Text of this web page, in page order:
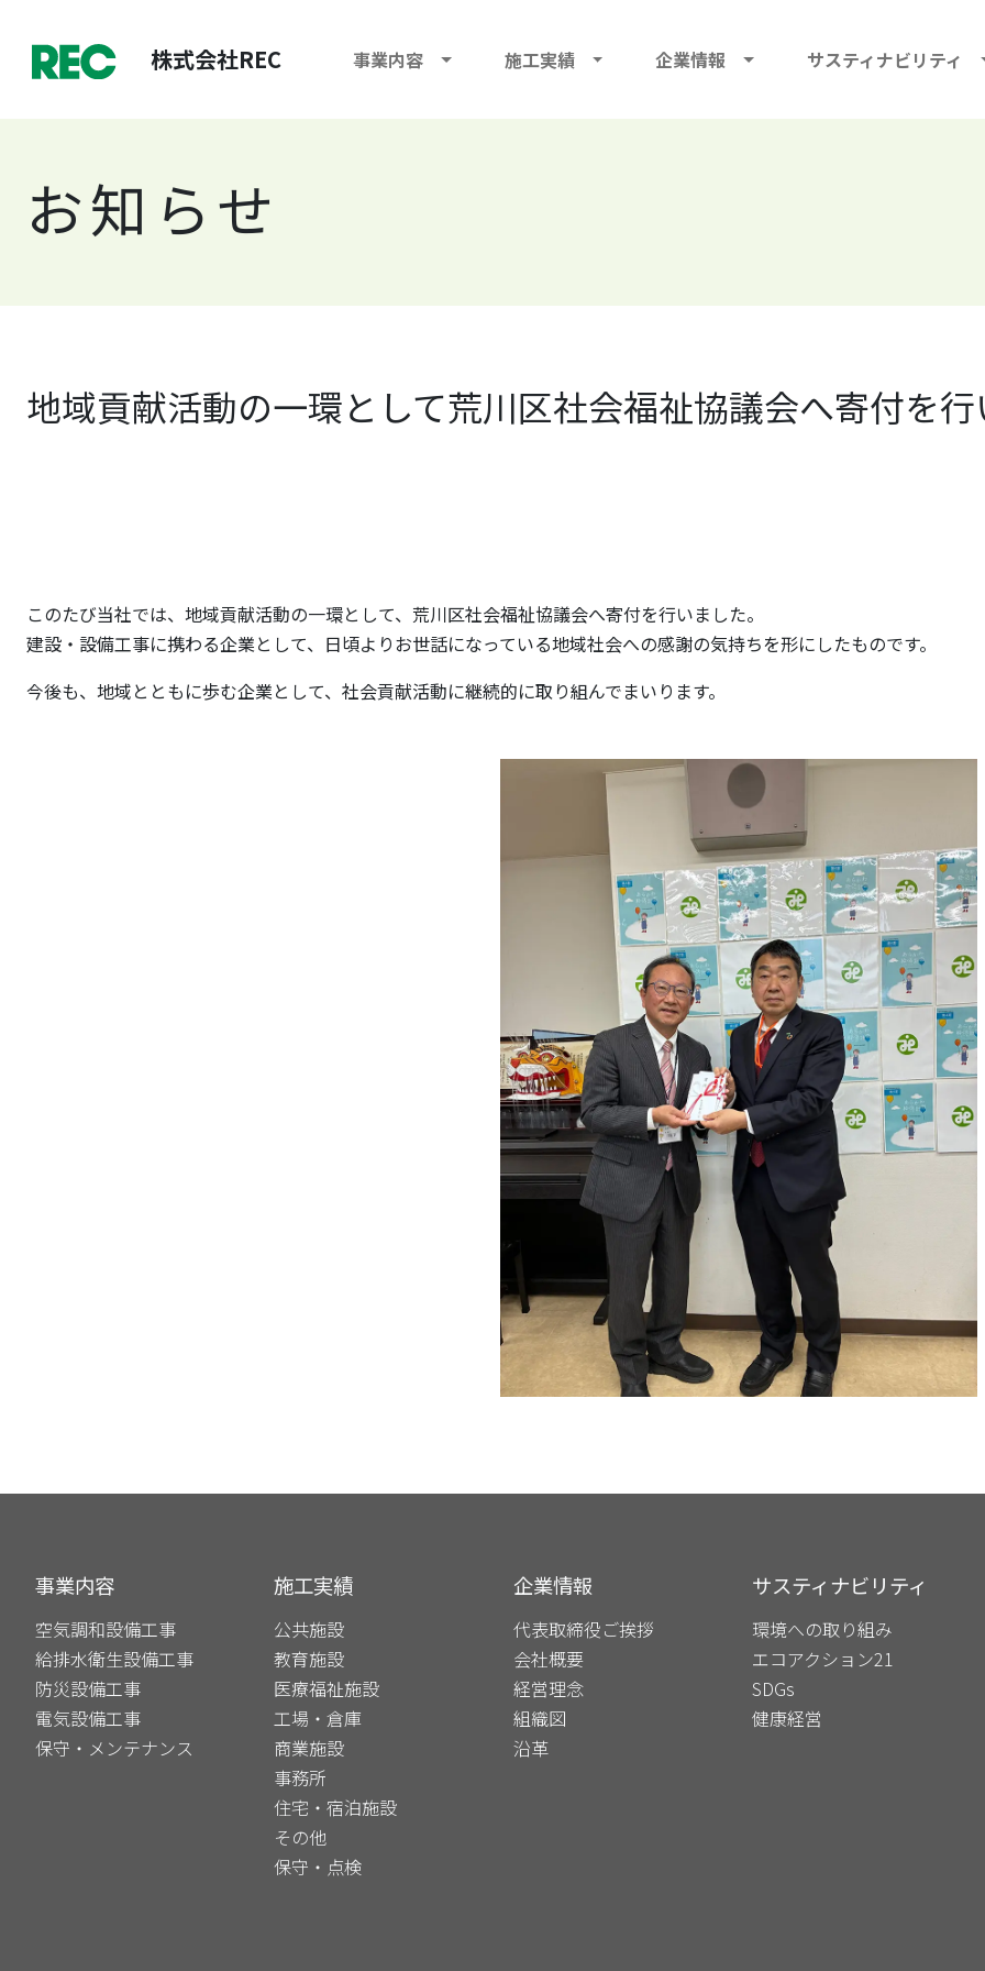
株式会社REC 事業内容 施工実績 企業情報 サスティナビリティ
お知らせ
地域貢献活動の一環として荒川区社会福祉協議会へ寄付を
このたび当社では、地域貢献活動の一環として、荒川区社会福祉協議会へ寄付を行いました。
建設・設備工事に携わる企業として、日頃よりお世話になっている地域社会への感謝の気持ちを形にしたものです。
今後も、地域とともに歩む企業として、社会貢献活動に継続的に取り組んでまいります。
事業内容
空気調和設備工事
給排水衛生設備工事
防災設備工事
電気設備工事
保守・メンテナンス
施⼯実績
公共施設
教育施設
医療福祉施設
工場・倉庫
商業施設
事務所
住宅・宿泊施設
その他
保守・点検
企業情報
代表取締役ご挨拶
会社概要
経営理念
組織図
沿⾰
サスティナビリティ
環境への取り組み
エコアクション21
SDGs
健康経営